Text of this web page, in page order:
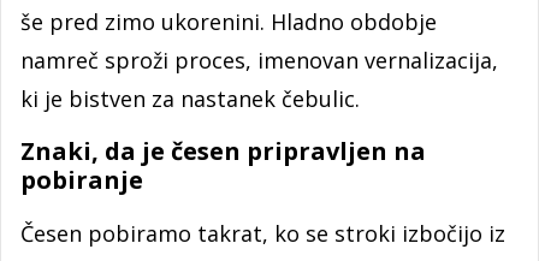
še pred zimo ukorenini. Hladno obdobje
namreč sproži proces, imenovan vernalizacija,
ki je bistven za nastanek čebulic.
Znaki, da je česen pripravljen na
pobiranje
Česen pobiramo takrat, ko se stroki izbočijo iz